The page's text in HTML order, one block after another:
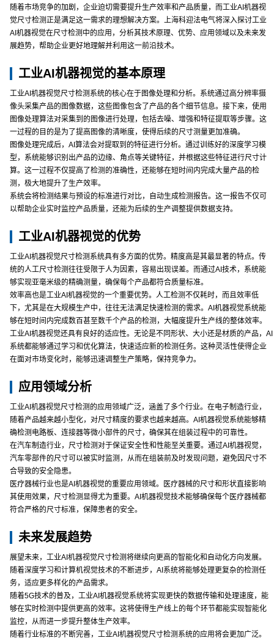
随着市场竞争的加剧，企业迫切需要提升生产效率和产品质量，而工业AI机器视
觉尺寸检测正是满足这一需求的理想解决方案。上海科迎法电气将深入探讨工业
AI机器视觉在尺寸检测中的应用，分析其技术原理、优势、应用领域以及未来发
展趋势，帮助企业更好地理解并利用这一前沿技术。
工业AI机器视觉的基本原理
工业AI机器视觉尺寸检测系统的核心在于图像处理和分析。系统通过高分辨率摄
像头采集产品的图像数据，这些图像包含了产品的各个细节信息。接下来，使用
图像处理算法对采集到的图像进行处理，包括去噪、增强和特征提取等步骤。这
一过程的目的是为了提高图像的清晰度，使得后续的尺寸测量更加准确。
图像处理完成后，AI算法会对提取到的特征进行分析。通过训练好的深度学习模
型，系统能够识别出产品的边缘、角点等关键特征，并根据这些特征进行尺寸计
算。这一过程不仅提高了检测的准确性，还能够在短时间内完成大量产品的检
测，极大地提升了生产效率。
系统会将检测结果与预设的标准进行对比，自动生成检测报告。这一报告不仅可
以帮助企业实时监控产品质量，还能为后续的生产调整提供数据支持。
工业AI机器视觉的优势
工业AI机器视觉尺寸检测系统具有多方面的优势。精度高是其最显著的特点。传
统的人工尺寸检测往往受限于人为因素，容易出现误差。而通过AI技术，系统能
够实现亚毫米级的精确测量，确保每个产品都符合质量标准。
效率高也是工业AI机器视觉的一个重要优势。人工检测不仅耗时，而且效率低
下，尤其是在大规模生产中，往往无法满足快速检测的需求。AI机器视觉系统能
够在短时间内完成数百甚至数千个产品的检测，大幅度提升生产线的整体效率。
工业AI机器视觉还具有良好的适应性。无论是不同形状、大小还是材质的产品，AI
系统都能够通过学习和优化算法，快速适应新的检测任务。这种灵活性使得企业
在面对市场变化时，能够迅速调整生产策略，保持竞争力。
应用领域分析
工业AI机器视觉尺寸检测的应用领域广泛，涵盖了多个行业。在电子制造行业，
随着产品越来越小型化，对尺寸精度的要求也越来越高。AI机器视觉系统能够精
确检测电路板、连接器等微小部件的尺寸，确保其在组装过程中的可靠性。
在汽车制造行业，尺寸检测对于保证安全性和性能至关重要。通过AI机器视觉，
汽车零部件的尺寸可以被实时监测，从而在组装前及时发现问题，避免因尺寸不
合导致的安全隐患。
医疗器械行业也是AI机器视觉的重要应用领域。医疗器械的尺寸和形状直接影响
其使用效果，尺寸检测显得尤为重要。AI机器视觉技术能够确保每个医疗器械都
符合严格的尺寸标准，保障患者的安全。
未来发展趋势
展望未来，工业AI机器视觉尺寸检测将继续向更高的智能化和自动化方向发展。
随着深度学习和计算机视觉技术的不断进步，AI系统将能够处理更复杂的检测任
务，适应更多样化的产品需求。
随着5G技术的普及，工业AI机器视觉系统将实现更快的数据传输和处理速度，能
够在实时检测中提供更高的效率。这将使得生产线上的每个环节都能实现智能化
监控，从而进一步提升整体生产效率。
随着行业标准的不断完善，工业AI机器视觉尺寸检测系统的应用将会更加广泛。